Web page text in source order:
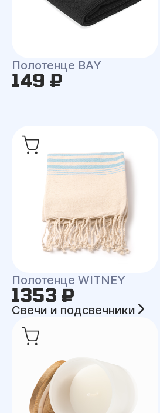
Полотенце BAY
149 ₽
Полотенце WITNEY
1353 ₽
Свечи и подсвечники